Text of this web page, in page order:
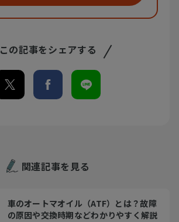
この記事をシェアする
関連記事を見る
車のオートマオイル（ATF）とは？故障
の原因や交換時期などわかりやすく解説